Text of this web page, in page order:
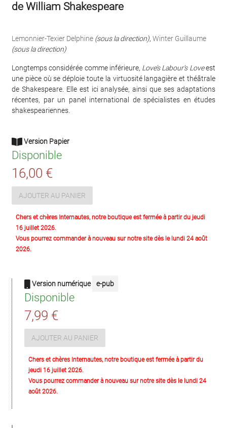
de William Shakespeare
Lemonnier-Texier Delphine (sous la direction), Winter Guillaume
(sous la direction)
Longtemps considérée comme inférieure, Love’s Labour’s Loveest
une pièce où se déploie toute la virtuosité langagière et théâtrale
de Shakespeare. Elle est ici analysée, ainsi que ses adaptations
récentes, par un panel international de spécialistes en études
shakespeariennes.
Version Papier
Disponible
16,00 €
AJOUTER AU PANIER
Chers et chères Internautes, notre boutique est fermée à partir du jeudi
16 juillet 2026.
Vous pourrez commander à nouveau sur notre site dès le lundi 24 août
2026.
Version numérique e-pub
Disponible
7,99 €
AJOUTER AU PANIER
Chers et chères Internautes, notre boutique est fermée à partir du
jeudi 16 juillet 2026.
Vous pourrez commander à nouveau sur notre site dès le lundi 24
août 2026.